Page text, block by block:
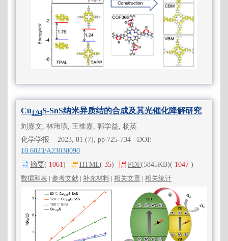
Cu1.94S-SnS纳米异质结的合成及其光催化降解研究
刘嘉文, 林玮璜, 王惟嘉, 郭学益, 杨英
化学学报 2023, 81 (7), pp 725-734 DOI:
10.6023/A23030090
摘要( 1061 ) HTML( 35) PDF(5845KB)( 1047 )
数据和表 | 参考文献 | 补充材料 | 相关文章 | 相关统计